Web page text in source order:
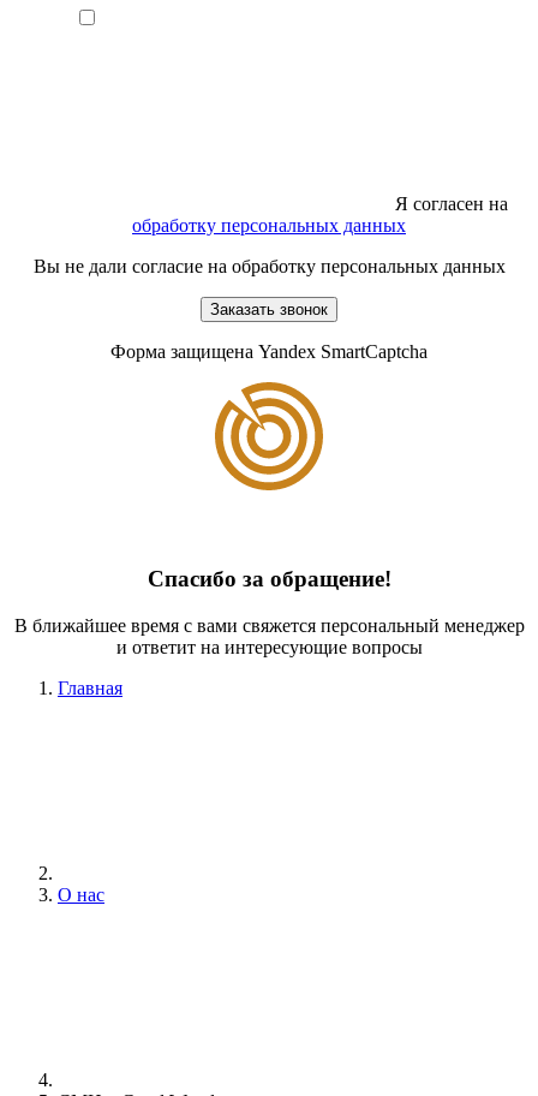
Я согласен на
обработку персональных данных
Вы не дали согласие на обработку персональных данных
Заказать звонок
Форма защищена Yandex SmartCaptcha
Спасибо за обращение!
В ближайшее время с вами свяжется персональный менеджер
и ответит на интересующие вопросы
Главная
О нас